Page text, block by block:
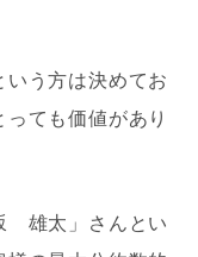
いう方は決めてお
ても価値があり
雄太」さんとい